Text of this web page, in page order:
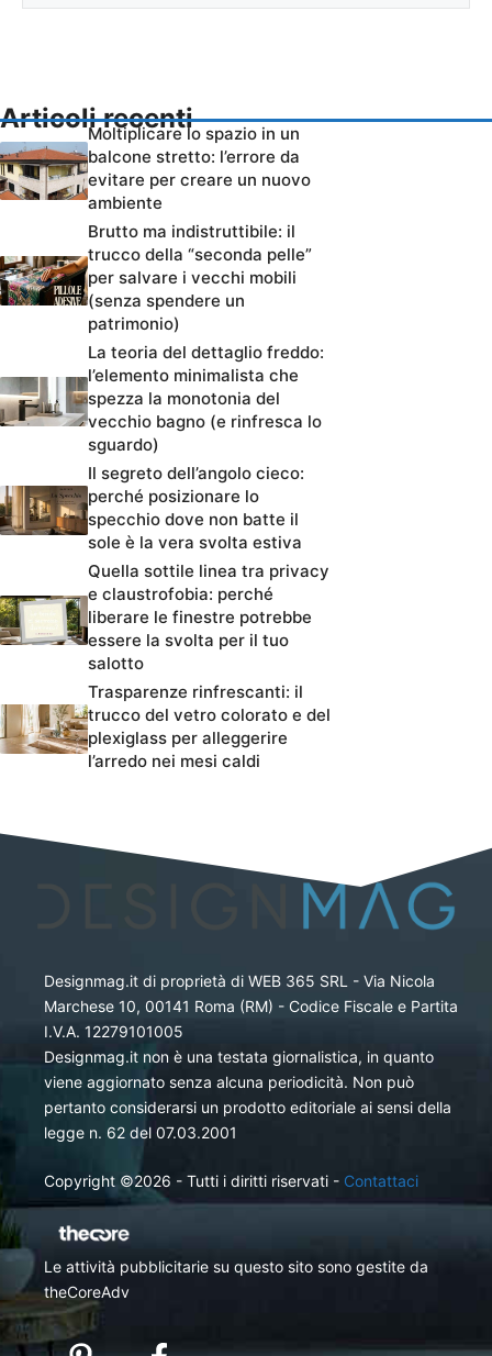
Articoli recenti
Moltiplicare lo spazio in un
balcone stretto: l’errore da
evitare per creare un nuovo
ambiente
Brutto ma indistruttibile: il
trucco della “seconda pelle”
per salvare i vecchi mobili
(senza spendere un
patrimonio)
La teoria del dettaglio freddo:
l’elemento minimalista che
spezza la monotonia del
vecchio bagno (e rinfresca lo
sguardo)
Il segreto dell’angolo cieco:
perché posizionare lo
specchio dove non batte il
sole è la vera svolta estiva
Quella sottile linea tra privacy
e claustrofobia: perché
liberare le finestre potrebbe
essere la svolta per il tuo
salotto
Trasparenze rinfrescanti: il
trucco del vetro colorato e del
plexiglass per alleggerire
l’arredo nei mesi caldi
Designmag.it di proprietà di WEB 365 SRL - Via Nicola
Marchese 10, 00141 Roma (RM) - Codice Fiscale e Partita
I.V.A. 12279101005
Designmag.it non è una testata giornalistica, in quanto
viene aggiornato senza alcuna periodicità. Non può
pertanto considerarsi un prodotto editoriale ai sensi della
legge n. 62 del 07.03.2001
Copyright ©2026 - Tutti i diritti riservati - Contattaci
Le attività pubblicitarie su questo sito sono gestite da
theCoreAdv